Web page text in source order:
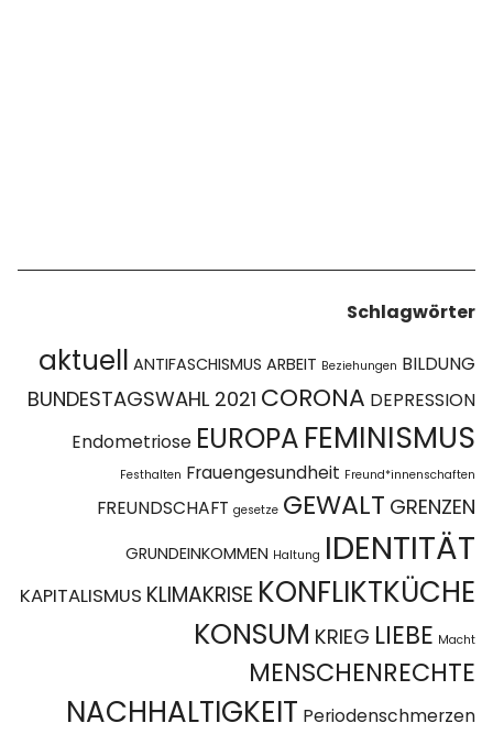
Schlagwörter
aktuell ANTIFASCHISMUS ARBEIT Beziehungen BILDUNG
BUNDESTAGSWAHL 2021 CORONA DEPRESSION
Endometriose EUROPA FEMINISMUS
Festhalten Frauengesundheit Freund*innenschaften
FREUNDSCHAFT gesetze GEWALT GRENZEN
GRUNDEINKOMMEN Haltung IDENTITÄT
KAPITALISMUS KLIMAKRISE KONFLIKTKÜCHE
KONSUM KRIEG LIEBE Macht
MENSCHENRECHTE
NACHHALTIGKEIT Periodenschmerzen